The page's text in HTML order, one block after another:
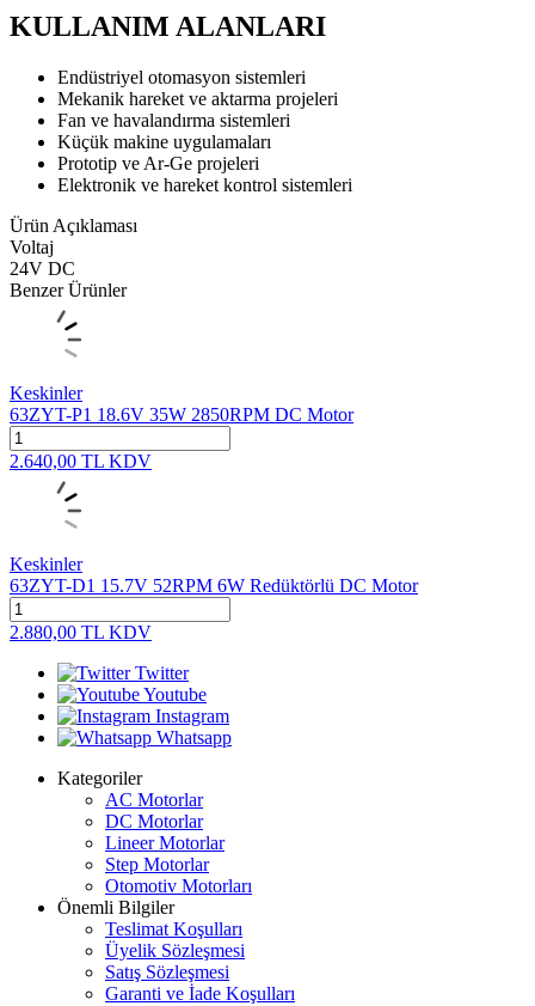
KULLANIM ALANLARI
Endüstriyel otomasyon sistemleri
Mekanik hareket ve aktarma projeleri
Fan ve havalandırma sistemleri
Küçük makine uygulamaları
Prototip ve Ar-Ge projeleri
Elektronik ve hareket kontrol sistemleri
Ürün Açıklaması
Voltaj
24V DC
Benzer Ürünler
Keskinler
63ZYT-P1 18.6V 35W 2850RPM DC Motor
2.640,00 TL KDV
Keskinler
63ZYT-D1 15.7V 52RPM 6W Redüktörlü DC Motor
2.880,00 TL KDV
Twitter
Youtube
Instagram
Whatsapp
Kategoriler
AC Motorlar
DC Motorlar
Lineer Motorlar
Step Motorlar
Otomotiv Motorları
Önemli Bilgiler
Teslimat Koşulları
Üyelik Sözleşmesi
Satış Sözleşmesi
Garanti ve İade Koşulları